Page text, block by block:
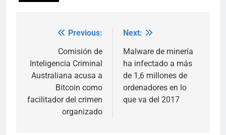
navigation
Previous:
Comisión de
Inteligencia Criminal
Australiana acusa a
Bitcoin como
facilitador del crimen
organizado
Next:
Malware de minería
ha infectado a más
de 1,6 millones de
ordenadores en lo
que va del 2017